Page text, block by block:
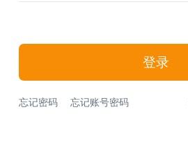
登录
忘记密码 忘记账号密码